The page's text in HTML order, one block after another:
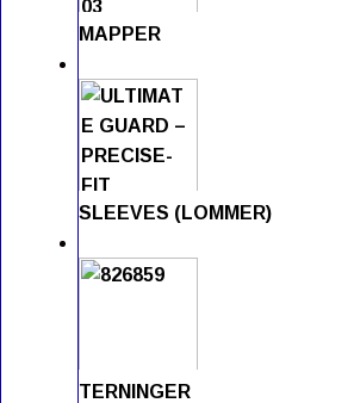
MAPPER
SLEEVES (LOMMER)
TERNINGER